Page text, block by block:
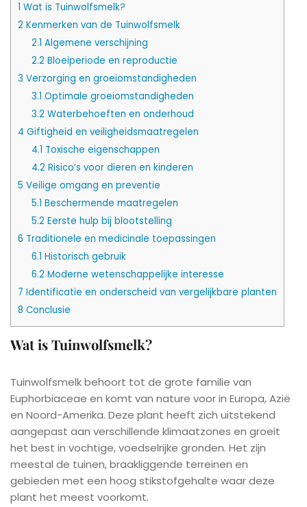
1 Wat is Tuinwolfsmelk?
2 Kenmerken van de Tuinwolfsmelk
2.1 Algemene verschijning
2.2 Bloeiperiode en reproductie
3 Verzorging en groeiomstandigheden
3.1 Optimale groeiomstandigheden
3.2 Waterbehoeften en onderhoud
4 Giftigheid en veiligheidsmaatregelen
4.1 Toxische eigenschappen
4.2 Risico’s voor dieren en kinderen
5 Veilige omgang en preventie
5.1 Beschermende maatregelen
5.2 Eerste hulp bij blootstelling
6 Traditionele en medicinale toepassingen
6.1 Historisch gebruik
6.2 Moderne wetenschappelijke interesse
7 Identificatie en onderscheid van vergelijkbare planten
8 Conclusie
Wat is Tuinwolfsmelk?
Tuinwolfsmelk behoort tot de grote familie van
Euphorbiaceae en komt van nature voor in Europa, Azië
en Noord-Amerika. Deze plant heeft zich uitstekend
aangepast aan verschillende klimaatzones en groeit
het best in vochtige, voedselrijke gronden. Het zijn
meestal de tuinen, braakliggende terreinen en
gebieden met een hoog stikstofgehalte waar deze
plant het meest voorkomt.